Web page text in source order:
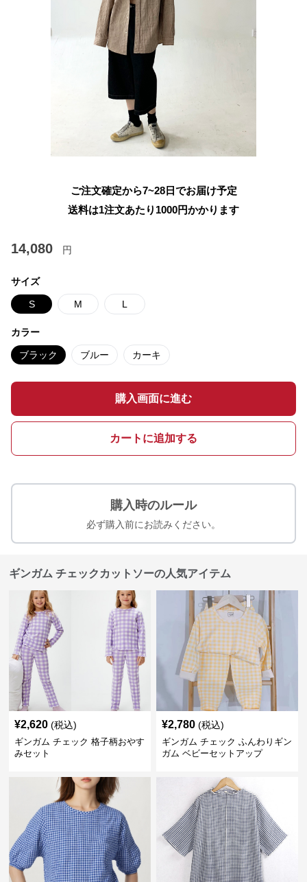
ご注文確定から7~28日でお届け予定
送料は1注文あたり 1000円かかります
14,080 円
サイズ
S M L
カラー
ブラック ブルー カーキ
購入画面に進む
カートに追加する
購入時のルール
必ず購入前にお読みください。
ギンガム チェックカットソーの人気アイテム
¥2,620 (税込)
ギンガム チェック 格子柄おやす
みセット
¥2,780 (税込)
ギンガム チェック ふんわりギン
ガム ベビーセットアップ